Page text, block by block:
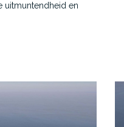
uitmuntendheid en